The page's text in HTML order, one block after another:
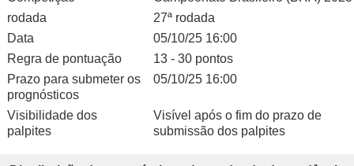
rodada
27ª rodada
Data
05/10/25 16:00
Regra de pontuação
13 - 30 pontos
Prazo para submeter os
prognósticos
05/10/25 16:00
Visibilidade dos
palpites
Visível após o fim do prazo de
submissão dos palpites